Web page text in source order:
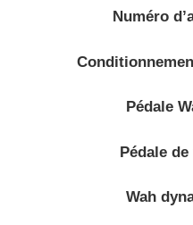
Numéro
Pédale
Pédale
Wah